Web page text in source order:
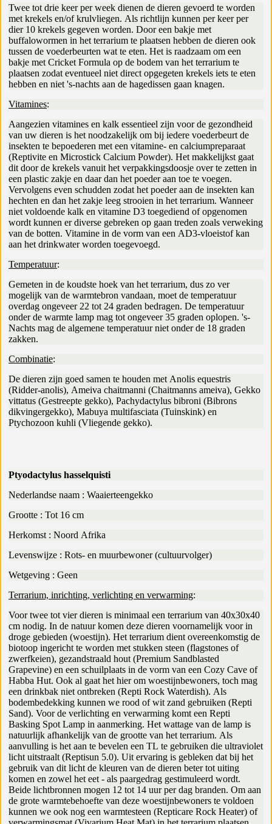
Twee tot drie keer per week dienen de dieren gevoerd te worden
met krekels en/of krulvliegen. Als richtlijn kunnen per keer per
dier 10 krekels gegeven worden. Door een bakje met
buffalowormen in het terrarium te plaatsen hebben de dieren ook
tussen de voederbeurten wat te eten. Het is raadzaam om een
bakje met Cricket Formula op de bodem van het terrarium te
plaatsen zodat eventueel niet direct opgegeten krekels iets te eten
hebben en niet 's-nachts aan de hagedissen gaan knagen.
Vitamines:
Aangezien vitamines en kalk essentieel zijn voor de gezondheid
van uw dieren is het noodzakelijk om bij iedere voederbeurt de
insekten te bepoederen met een vitamine- en calciumpreparaat
(Reptivite en Microstick Calcium Powder). Het makkelijkst gaat
dit door de krekels vanuit het verpakkingsdoosje over te zetten in
een plastic zakje en daar dan het poeder aan toe te voegen.
Vervolgens even schudden zodat het poeder aan de insekten kan
hechten en dan het zakje leeg strooien in het terrarium. Wanneer
niet voldoende kalk en vitamine D3 toegediend of opgenomen
wordt kunnen er diverse gebreken op gaan treden zoals verweking
van de botten. Vitamine in de vorm van een AD3-vloeistof kan
aan het drinkwater worden toegevoegd.
Temperatuur:
Gemeten in de koudste hoek van het terrarium, dus zo ver
mogelijk van de warmtebron vandaan, moet de temperatuur
overdag ongeveer 22 tot 24 graden bedragen. De temperatuur
onder de warmte lamp mag tot ongeveer 35 graden oplopen. 's-
Nachts mag de algemene temperatuur niet onder de 18 graden
zakken.
Combinatie:
De dieren zijn goed samen te houden met Anolis equestris
(Ridder-anolis), Ameiva chaitmanni (Chaitmanns ameiva), Gekko
vittatus (Gestreepte gekko), Pachydactylus bibroni (Bibrons
dikvingergekko), Mabuya multifasciata (Tuinskink) en
Ptychozoon kuhli (Vliegende gekko).
Ptyodactylus hasselquisti
Nederlandse naam : Waaierteengekko
Grootte : Tot 16 cm
Herkomst : Noord Afrika
Levenswijze : Rots- en muurbewoner (cultuurvolger)
Wetgeving : Geen
Terrarium, inrichting, verlichting en verwarming:
Voor twee tot vier dieren is minimaal een terrarium van 40x30x40
cm nodig. In de natuur komen deze dieren voornamelijk voor in
droge gebieden (woestijn). Het terrarium dient overeenkomstig de
biotoop ingericht te worden met stukken steen (flagstones of
zwerfkeien), gezandstraald hout (Premium Sandblasted
Grapevine) en een schuilplaats in de vorm van een Cozy Cave of
Habba Hut. Ook al gaat het hier om woestijnbewoners, toch mag
een drinkbak niet ontbreken (Repti Rock Waterdish). Als
bodembedekking kunnen we rood of wit zand gebruiken (Repti
Sand). Voor de verlichting en verwarming komt een Repti
Basking Spot Lamp in aanmerking. Het wattage van de lamp is
natuurlijk afhankelijk van de grootte van het terrarium. Als
aanvulling is het aan te bevelen een TL te gebruiken die ultraviolet
licht uitstraalt (Reptisun 5.0). Uit ervaring is gebleken dat bij het
gebruik van dit licht de kleuren van de dieren beter tot uiting
komen en zowel het eet - als paargedrag gestimuleerd wordt.
Beide lichtbronnen mogen 12 tot 14 uur per dag branden. Om aan
de grote warmtebehoefte van deze woestijnbewoners te voldoen
kunnen we ook nog een warmtesteen (Repticare Rock Heater) of